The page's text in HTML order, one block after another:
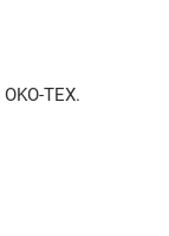
TEX.